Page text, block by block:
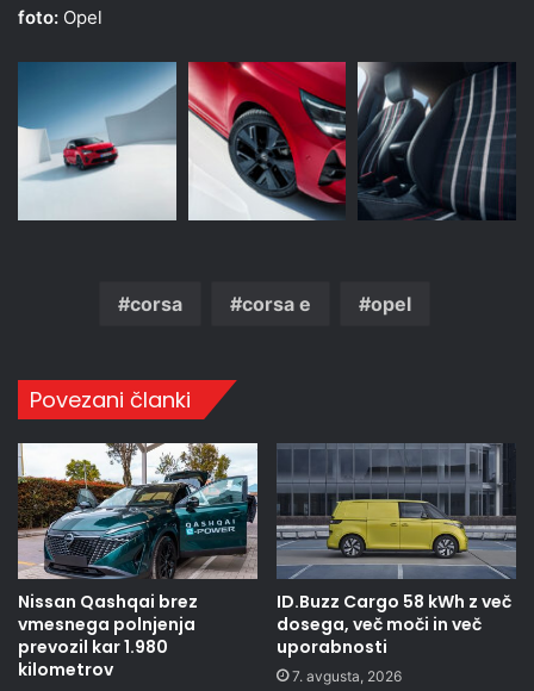
foto: Opel
corsa corsa e opel
Povezani članki
Nissan Qashqai brez
vmesnega polnjenja
prevozil kar 1.980
kilometrov
ID.Buzz Cargo 58 kWh z več
dosega, več moči in več
uporabnosti
7. avgusta, 2026